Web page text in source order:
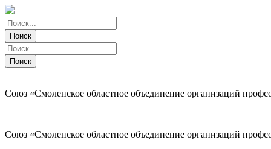
Поиск
Поиск
Поиск
Поиск
Союз «Смоленское областное объединение организаций
Союз «Смоленское областное объединение организаций